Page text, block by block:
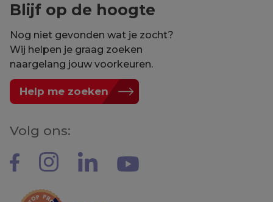
Blijf op de hoogte
Nog niet gevonden wat je zocht?
Wij helpen je graag zoeken
naargelang jouw voorkeuren.
Help me zoeken
Volg ons: